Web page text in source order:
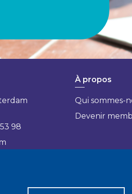
98
À propos
Qui sommes-
Devenir